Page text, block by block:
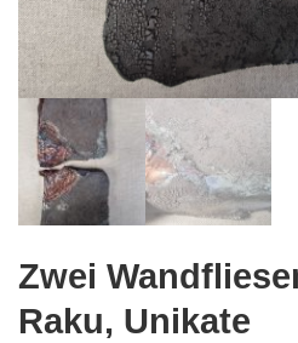
Zwei
Raku, Unikate